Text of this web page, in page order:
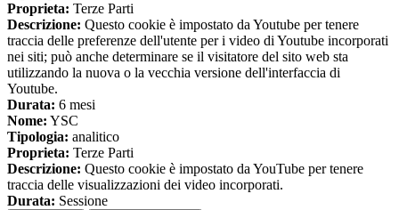
Proprieta: Terze Parti
Descrizione: Questo cookie è impostato da Youtube per tenere
traccia delle preferenze dell'utente per i video di Youtube incorporati
nei siti; può anche determinare se il visitatore del sito web sta
utilizzando la nuova o la vecchia versione dell'interfaccia di
Youtube.
Durata: 6 mesi
Nome: YSC
Tipologia: analitico
Proprieta: Terze Parti
Descrizione: Questo cookie è impostato da YouTube per tenere
traccia delle visualizzazioni dei video incorporati.
Durata: Sessione